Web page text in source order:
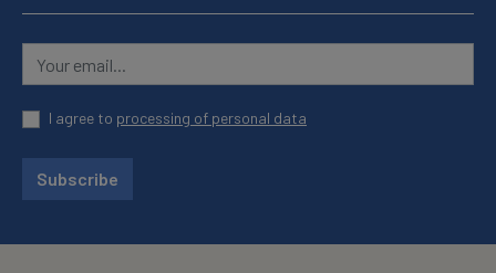
I agree to processing of personal data
Subscribe